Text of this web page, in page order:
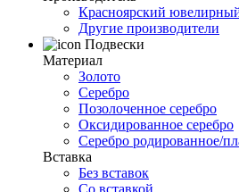
Красноярский
Другие производители
Подвески
Материал
Золото
Серебро
Позолоченное серебро
Оксидированное серебро
Серебро родированное/
Вставка
Без вставок
Со вставкой